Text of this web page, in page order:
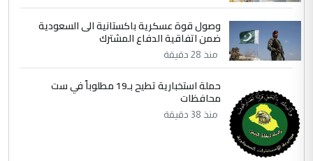
جنسية الرافد الثالث للعراق ومن اصول عريقة
ابا فرات ...
الموضوع :
الجواهري يرد على صدام حسين سل
مضجعيك يابن الزنا (نص كامل)
سردار
التعليق : واحد من عصابة علي ماما يسقط
جنسية الرافد الثالث للعراق ومن اصول عريقة
ابا فرات ...
وصول قوة عسكرية باكستانية الى السعودية
ضمن اتفاقية الدفاع المشترك
منذ 28 دقيقة
حملة استخبارية تطيح بـ19 مطلوباً في ست
محافظات
منذ 38 دقيقة